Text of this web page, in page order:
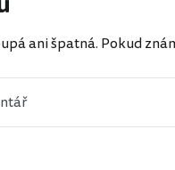
ani špatná. Pokud